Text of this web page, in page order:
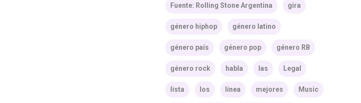
Fuente: Rolling Stone Argentina gira
género hiphop género latino
género país género pop género RB
género rock habla las Legal
lista los línea mejores Music